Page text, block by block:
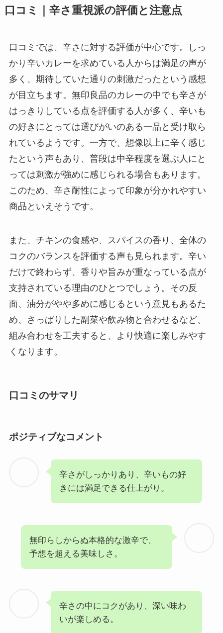
口コミ｜辛さ重視派の評価と注意点
口コミでは、辛さに対する評価が中心です。しっ
かり辛いカレーを求めている人からは満足の声が
多く、期待していた通りの刺激だったという感想
が目立ちます。無印良品のカレーの中でも辛さが
はっきりしている点を評価する人が多く、辛いも
の好きにとっては選びがいのある一品と受け取ら
れているようです。一方で、想像以上に辛く感じ
たという声もあり、普段は中辛程度を選ぶ人にと
っては刺激が強めに感じられる場合もあります。
このため、辛さ耐性によって印象が分かれやすい
商品といえそうです。
また、チキンの食感や、スパイスの香り、全体の
コクのバランスを評価する声も見られます。辛い
だけで終わらず、香りや旨みが重なっている点が
支持されている理由のひとつでしょう。その反
面、油分がやや多めに感じるという意見もあるた
め、さっぱりした副菜や飲み物と合わせるなど、
組み合わせを工夫すると、より快適に楽しみやす
くなります。
口コミのサマリ
ポジティブなコメント
辛さがしっかりあり、辛いもの好
きには満足できる仕上がり。
無印らしからぬ本格的な激辛で、
予想を超える美味しさ。
辛さの中にコクがあり、深い味わ
いが楽しめる。